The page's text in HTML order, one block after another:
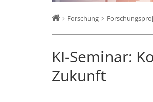
Forschung
KI-Seminar:
Zukunft